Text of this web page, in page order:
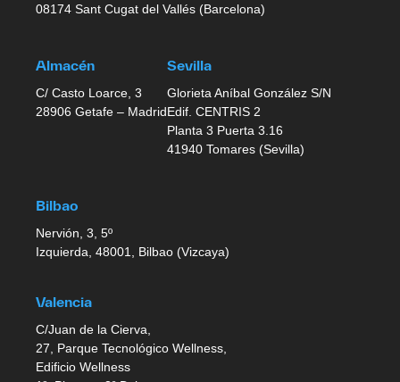
08174 Sant Cugat del Vallés (Barcelona)
Almacén
C/ Casto Loarce, 3
28906 Getafe – Madrid
Sevilla
Glorieta Aníbal González S/N
Edif. CENTRIS 2
Planta 3 Puerta 3.16
41940 Tomares (Sevilla)
Bilbao
Nervión, 3, 5º
Izquierda, 48001, Bilbao (Vizcaya)
Valencia
C/Juan de la Cierva,
27, Parque Tecnológico Wellness,
Edificio Wellness